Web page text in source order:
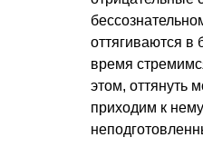
оттягиваются
время
этом, оттянуть
приходим к нему